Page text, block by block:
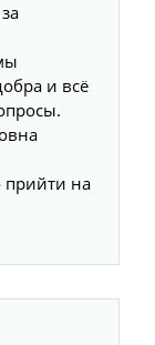
и всё
прийти на